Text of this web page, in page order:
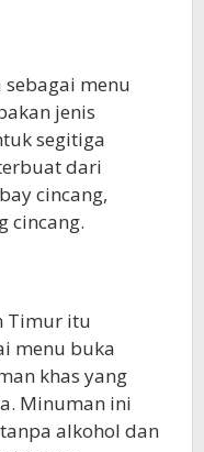
menu
jenis
segitiga
dari
cincang,
cincang.
Timur itu
menu buka
khas yang
Minuman ini
alkohol dan